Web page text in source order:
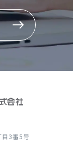
目3番5号